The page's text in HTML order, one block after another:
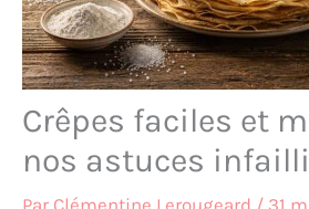
Crêpes faciles et
nos astuces
Par Clémentine Lerougeard / 31